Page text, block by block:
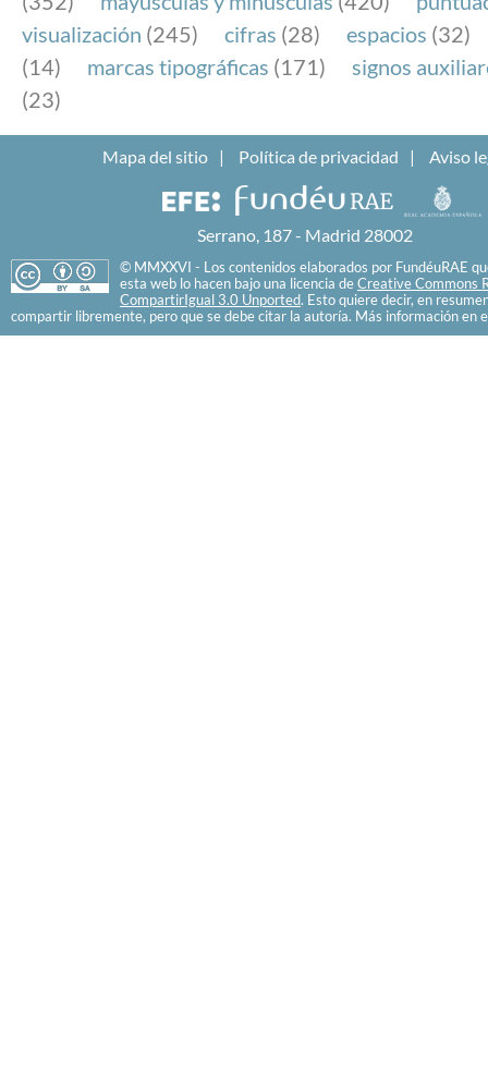
visualización (245) cifras (28) espacios (32)
(14)
marcas tipográficas (171)
signos
(23)
Mapa del sitio Política de privacidad Aviso
Serrano, 187 - Madrid 28002
© MMXXVI - Los contenidos elaborados por FundéuRAE
esta web lo hacen bajo una licencia de Creative Commons
CompartirIgual 3.0 Unported. Esto quiere decir, en
compartir libremente, pero que se debe citar la autoría. Más información en